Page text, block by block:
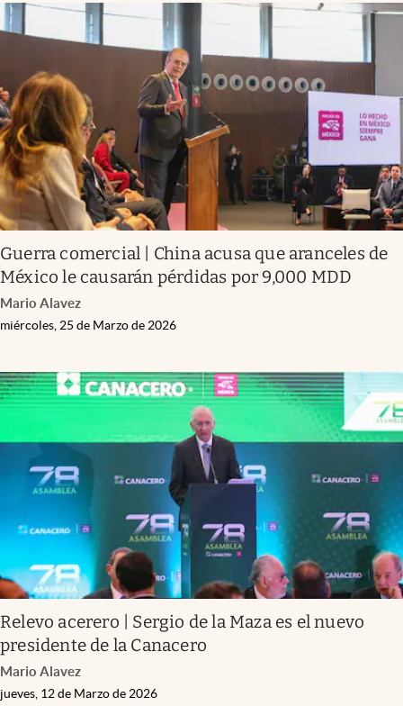
Guerra comercial | China acusa que aranceles de
México le causarán pérdidas por 9,000 MDD
Mario Alavez
miércoles, 25 de Marzo de 2026
Relevo acerero | Sergio de la Maza es el nuevo
presidente de la Canacero
Mario Alavez
jueves, 12 de Marzo de 2026